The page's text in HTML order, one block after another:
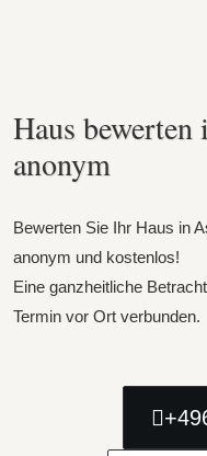
Haus
anonym
Bewerten Sie Ihr Haus in
anonym und kostenlos!
Eine ganzheitliche
Termin vor Ort verbunden.